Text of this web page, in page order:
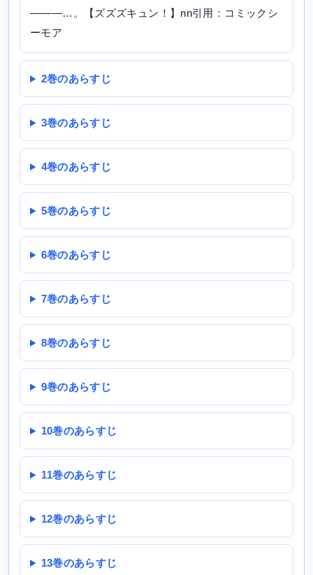
―――…。【ズズズキュン！】nn引用：コミックシ
ーモア
2巻のあらすじ
3巻のあらすじ
4巻のあらすじ
5巻のあらすじ
6巻のあらすじ
7巻のあらすじ
8巻のあらすじ
9巻のあらすじ
10巻のあらすじ
11巻のあらすじ
12巻のあらすじ
13巻のあらすじ